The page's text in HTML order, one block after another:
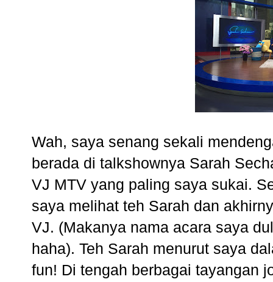
Wah, saya senang sekali
berada di talkshownya Sarah
VJ MTV yang paling saya sukai.
saya melihat teh Sarah dan
VJ. (Makanya nama acara saya
haha). Teh Sarah menurut saya
fun! Di tengah berbagai tayangan